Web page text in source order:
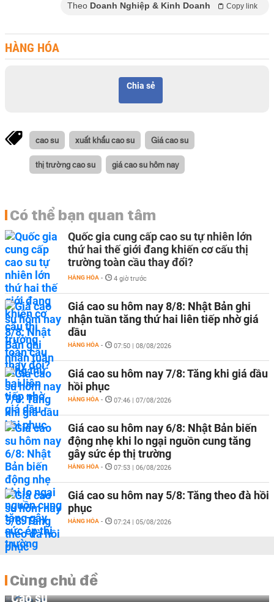
Theo Doanh Nghiệp & Kinh Doanh Copy link
HÀNG HÓA
Chia sẻ
cao su xuất khẩu cao su Giá cao su
thị trường cao su giá cao su hôm nay
Có thể bạn quan tâm
Quốc gia cung cấp cao su tự nhiên lớn
thứ hai thế giới đang khiến cơ cấu thị
trường toàn cầu thay đổi?
HÀNG HÓA - 4 giờ trước
Giá cao su hôm nay 8/8: Nhật Bản ghi
nhận tuần tăng thứ hai liên tiếp nhờ giá
dầu
HÀNG HÓA - 07:50 | 08/08/2026
Giá cao su hôm nay 7/8: Tăng khi giá dầu
hồi phục
HÀNG HÓA - 07:46 | 07/08/2026
Giá cao su hôm nay 6/8: Nhật Bản biến
động nhẹ khi lo ngại nguồn cung tăng
gây sức ép thị trường
HÀNG HÓA - 07:53 | 06/08/2026
Giá cao su hôm nay 5/8: Tăng theo đà hồi
phục
HÀNG HÓA - 07:24 | 05/08/2026
Cùng chủ đề
Cao su